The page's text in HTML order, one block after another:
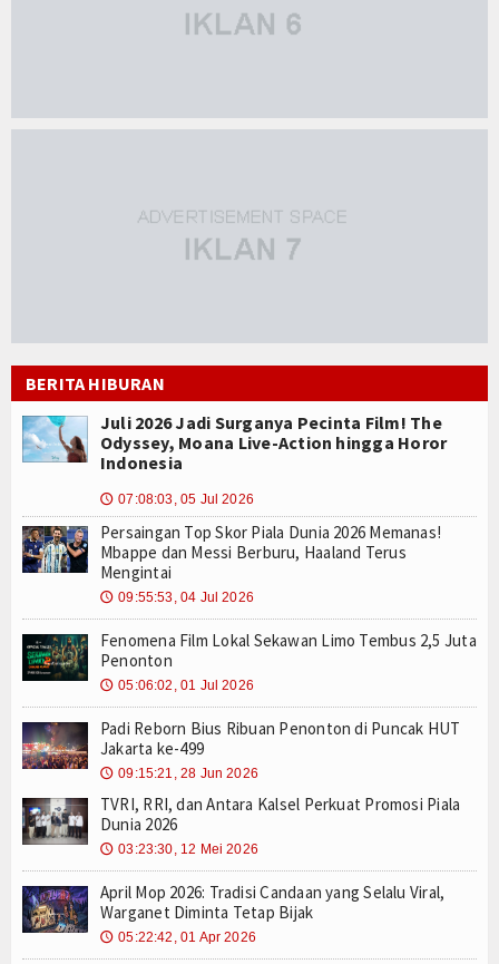
BERITA HIBURAN
Juli 2026 Jadi Surganya Pecinta Film! The
Odyssey, Moana Live-Action hingga Horor
Indonesia
🕔 07:08:03, 05 Jul 2026
Persaingan Top Skor Piala Dunia 2026 Memanas!
Mbappe dan Messi Berburu, Haaland Terus
Mengintai
🕔 09:55:53, 04 Jul 2026
Fenomena Film Lokal Sekawan Limo Tembus 2,5 Juta
Penonton
🕔 05:06:02, 01 Jul 2026
Padi Reborn Bius Ribuan Penonton di Puncak HUT
Jakarta ke-499
🕔 09:15:21, 28 Jun 2026
TVRI, RRI, dan Antara Kalsel Perkuat Promosi Piala
Dunia 2026
🕔 03:23:30, 12 Mei 2026
April Mop 2026: Tradisi Candaan yang Selalu Viral,
Warganet Diminta Tetap Bijak
🕔 05:22:42, 01 Apr 2026